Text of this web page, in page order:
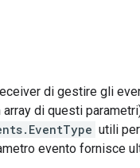
di gestire gli
array di questi
utili
evento fornisce